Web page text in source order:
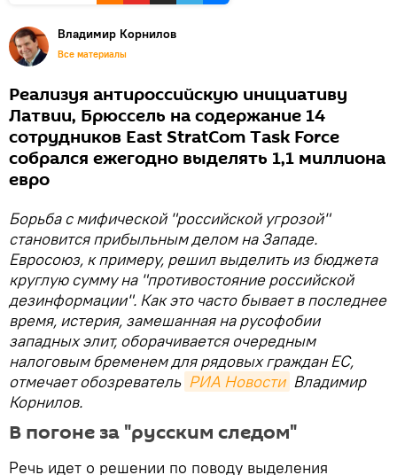
Владимир Корнилов
Все материалы
Реализуя антироссийскую инициативу
Латвии, Брюссель на содержание 14
сотрудников East StratCom Task Force
собрался ежегодно выделять 1,1 миллиона
евро
Борьба с мифической "российской угрозой"
становится прибыльным делом на Западе.
Евросоюз, к примеру, решил выделить из бюджета
круглую сумму на "противостояние российской
дезинформации". Как это часто бывает в последнее
время, истерия, замешанная на русофобии
западных элит, оборачивается очередным
налоговым бременем для рядовых граждан ЕС,
отмечает обозреватель РИА Новости Владимир
Корнилов.
В погоне за "русским следом"
Речь идет о решении по поводу выделения